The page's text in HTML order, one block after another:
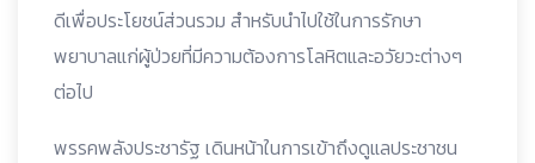
ดีเพื่อประโยชน์ส่วนรวม สำหรับนำไปใช้ในการรักษา
พยาบาลแก่ผู้ป่วยที่มีความต้องการโลหิตและอวัยวะต่างๆ
ต่อไป
พรรคพลังประชารัฐ เดินหน้าในการเข้าถึงดูแลประชาชน